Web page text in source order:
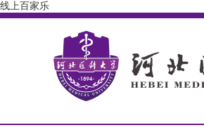
线上百家乐